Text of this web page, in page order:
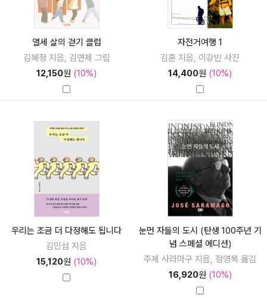
열세 살의 걷기 클럽
김혜정 지음, 김연제 그림
12,150원 (10%)
자전거여행 1
김훈 지음, 이강빈 사진
14,400원 (10%)
우리는 조금 더 다정해도 됩니다
김민섭 지음
15,120원 (10%)
눈먼 자들의 도시 (탄생 100주년 기
념 스페셜 에디션)
주제 사라마구 지음, 정영목 옮김
16,920원 (10%)